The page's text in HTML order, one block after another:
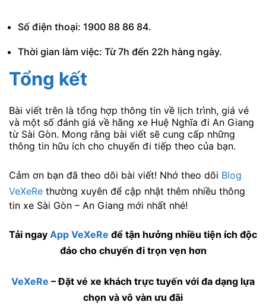
Số điện thoại: 1900 88 86 84.
Thời gian làm việc: Từ 7h đến 22h hàng ngày.
Tổng kết
Bài viết trên là tổng hợp thông tin về lịch trình, giá vé
và một số đánh giá về hãng xe Huệ Nghĩa đi An Giang
từ Sài Gòn. Mong rằng bài viết sẽ cung cấp những
thông tin hữu ích cho chuyến đi tiếp theo của bạn.
Cảm ơn bạn đã theo dõi bài viết! Nhớ theo dõi Blog
VeXeRe thường xuyên để cập nhật thêm nhiều thông
tin xe Sài Gòn – An Giang mới nhất nhé!
Tải ngay App VeXeRe để tận hưởng nhiều tiện ích độc
đáo cho chuyến đi trọn vẹn hơn
VeXeRe – Đặt vé xe khách trực tuyến với đa dạng lựa
chọn và vô vàn ưu đãi